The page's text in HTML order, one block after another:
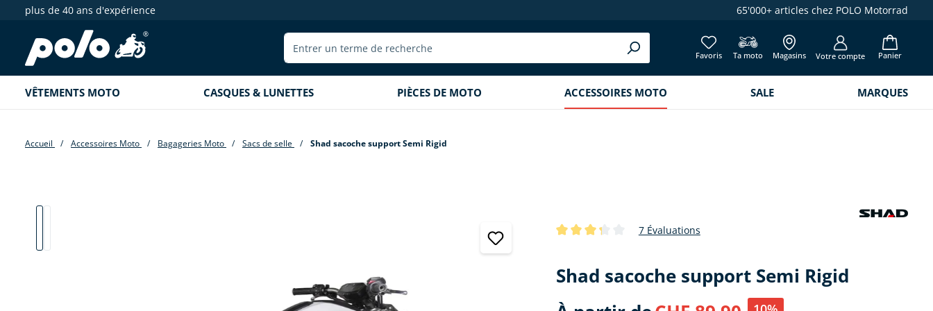
Aller à la navigation principale
plus de 40 ans d'expérience 65'000+ articles chez POLO Motorrad
Favoris Ta moto Magasins Votre compte Panier
VÊTEMENTS MOTO CASQUES & LUNETTES PIÈCES DE MOTO ACCESSOIRES MOTO SALE MARQUES
Accueil Accessoires Moto Bagageries Moto Sacs de selle Shad sacoche support Semi Rigid
Passer la galerie d'images
7 Évaluations
Shad sacoche support Semi Rigid